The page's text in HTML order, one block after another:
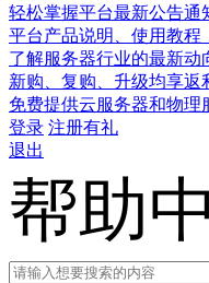
轻松掌握平台最新公告通
平台产品说明、使用教程
了解服务器行业的最新动
新购、复购、升级均享返
免费提供云服务器和物理
登录 注册有礼
退出
帮助